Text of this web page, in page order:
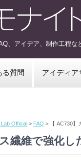
、アイデア、制作工程な
る質問 アイディア
Official > FAQ > 【 AC730
ス繊維で強化